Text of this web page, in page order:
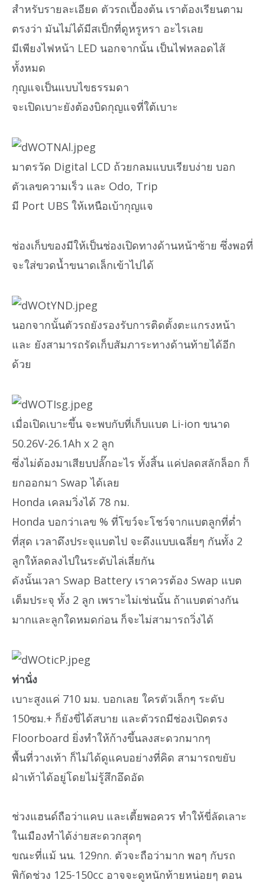
สำหรับรายละเอียด ตัวรถเบื้องต้น เราต้องเรียนตาม
ตรงว่า มันไม่ได้มีสเป็กที่ดูหรูหรา อะไรเลย
มีเพียงไฟหน้า LED นอกจากนั้น เป็นไฟหลอดไส้
ทั้งหมด
กุญแจเป็นแบบไขธรรมดา
จะเปิดเบาะยังต้องบิดกุญแจที่ใต้เบาะ
มาตรวัด Digital LCD ถ้วยกลมแบบเรียบง่าย บอก
ตัวเลขความเร็ว และ Odo, Trip
มี Port UBS ให้เหนือเบ้ากุญแจ
ช่องเก็บของมีให้เป็นช่องเปิดทางด้านหน้าซ้าย ซึ่งพอที่
จะใส่ขวดน้ำขนาดเล็กเข้าไปได้
นอกจากนั้นตัวรถยังรองรับการติดตั้งตะแกรงหน้า
และ ยังสามารถรัดเก็บสัมภาระทางด้านท้ายได้อีก
ด้วย
เมื่อเปิดเบาะขึ้น จะพบกับที่เก็บแบต Li-ion ขนาด
50.26V-26.1Ah x 2 ลูก
ซึ่งไม่ต้องมาเสียบปลั๊กอะไร ทั้งสิ้น แค่ปลดสลักล็อก ก็
ยกออกมา Swap ได้เลย
Honda เคลมวิ่งได้ 78 กม.
Honda บอกว่าเลข % ที่โขว์จะโชว์จากแบตลูกที่ต่ำ
ที่สุด เวลาดึงประจุแบตไป จะดึงแบบเฉลี่ยๆ กันทั้ง 2
ลูกให้ลดลงไปในระดับไล่เลี่ยกัน
ดังนั้นเวลา Swap Battery เราควรต้อง Swap แบต
เต็มประจุ ทั้ง 2 ลูก เพราะไม่เช่นนั้น ถ้าแบตต่างกัน
มากและลูกใดหมดก่อน ก็จะไม่สามารถวิ่งได้
ท่านั่ง
เบาะสูงแค่ 710 มม. บอกเลย ใครตัวเล็กๆ ระดับ
150ซม.+ ก็ยังขี่ได้สบาย และตัวรถมีช่องเปิดตรง
Floorboard ยิ่งทำให้ก้างขึ้นลงสะดวกมากๆ
พื้นที่วางเท้า ก็ไม่ได้ดูแคบอย่างที่คิด สามารถขยับ
ฝ่าเท้าได้อยู่โดยไม่รู้สึกอึดอัด
ช่วงแฮนด์ถือว่าแคบ และเตี้ยพอควร ทำให้ขี่ลัดเลาะ
ในเมืองทำได้ง่ายสะดวกสุุดๆ
ขณะที่แม้ นน. 129กก. ตัวจะถือว่ามาก พอๆ กับรถ
พิกัดช่วง 125-150cc อาจจะดูหนักท้ายหน่อยๆ ตอน